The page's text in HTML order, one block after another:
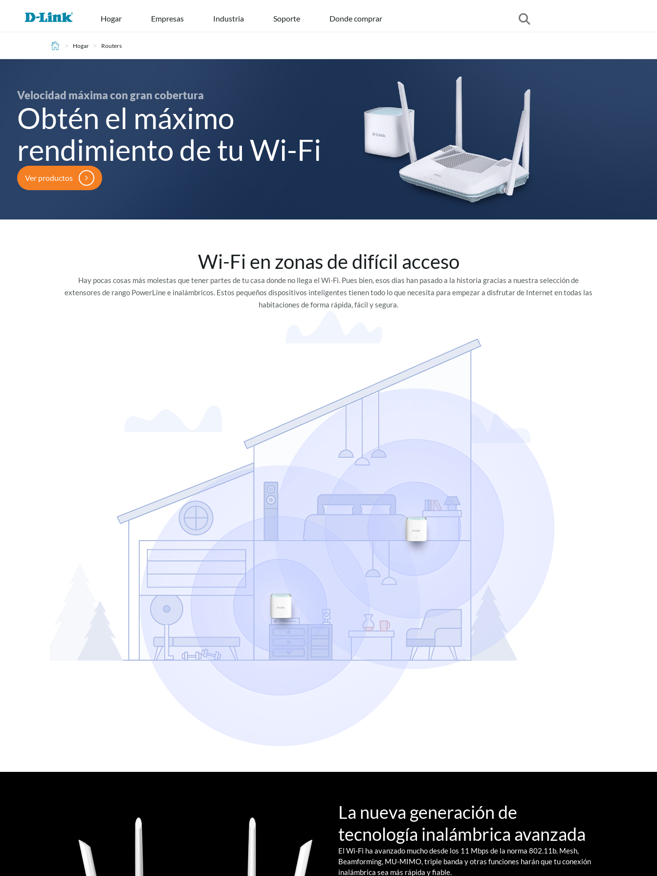
Hogar Empresas Industria Soporte Donde comprar
> Hogar > Routers
Velocidad máxima con gran cobertura
Obtén el máximo
rendimiento de tu Wi-Fi
Ver productos
Wi-Fi en zonas de difícil acceso
Hay pocas cosas más molestas que tener partes de tu casa donde no llega el Wi-Fi. Pues bien, esos días han pasado a la historia gracias a nuestra selección de
extensores de rango PowerLine e inalámbricos. Estos pequeños dispositivos inteligentes tienen todo lo que necesita para empezar a disfrutar de Internet en todas las
habitaciones de forma rápida, fácil y segura.
La nueva generación de
tecnología inalámbrica avanzada
El Wi-Fi ha avanzado mucho desde los 11 Mbps de la norma 802.11b. Mesh,
Beamforming, MU-MIMO, triple banda y otras funciones harán que tu conexión
inalámbrica sea más rápida y fiable.